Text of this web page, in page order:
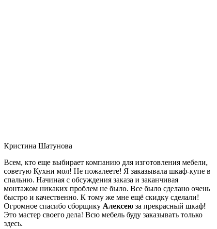
Кристина Шатунова
Всем, кто еще выбирает компанию для изготовления мебели,
советую Кухни мол! Не пожалеете! Я заказывала шкаф-купе в
спальню. Начиная с обсуждения заказа и заканчивая
монтажом никаких проблем не было. Все было сделано очень
быстро и качественно. К тому же мне ещё скидку сделали!
Огромное спасибо сборщику Алексею за прекрасный шкаф!
Это мастер своего дела! Всю мебель буду заказывать только
здесь.